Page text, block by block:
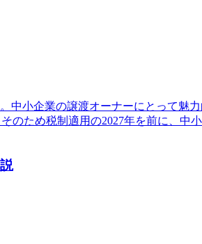
小企業の譲渡オーナーにとって魅
のため税制適用の2027年を前に、